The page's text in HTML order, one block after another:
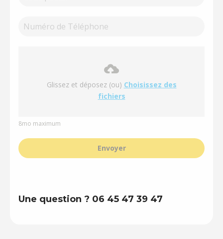
Glissez et déposez (ou) Choisissez des
fichiers
8mo maximum
Envoyer
Une question ? 06 45 47 39 47